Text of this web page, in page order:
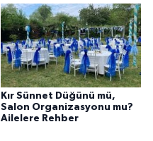
Kır Sünnet Düğünü mü,
Salon Organizasyonu mu?
Ailelere Rehber